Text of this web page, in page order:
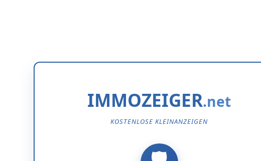
IMMOZEIGER
KOSTENLOSE KLEINANZEIGEN